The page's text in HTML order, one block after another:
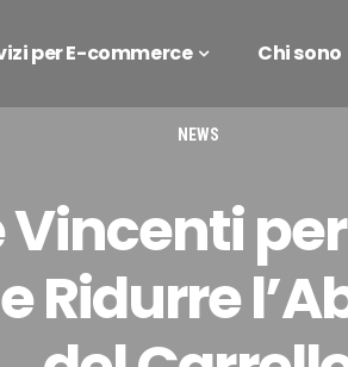
per E-commerce Chi sono
NEWS
Ridurre